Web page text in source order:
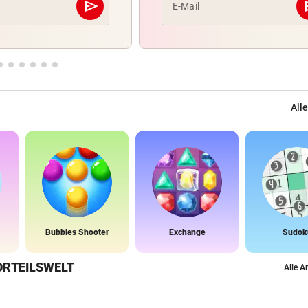
send
Abschicken E-Mail
Bubbles Shooter Exchange
Alle